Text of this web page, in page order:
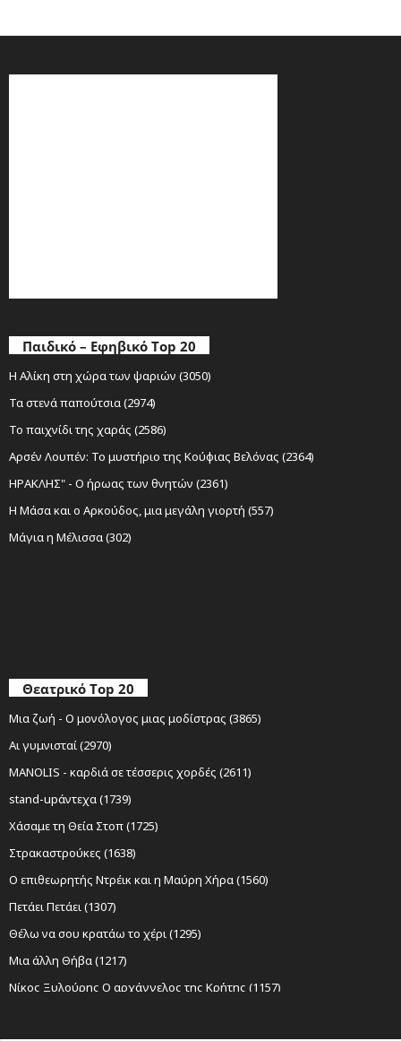
Παιδικό – Εφηβικό Top 20
Η Αλίκη στη χώρα των ψαριών (3050)
Τα στενά παπούτσια (2974)
Το παιχνίδι της χαράς (2586)
Αρσέν Λουπέν: Το μυστήριο της Κούφιας Βελόνας (2364)
ΗΡΑΚΛΗΣ" - Ο ήρωας των θνητών (2361)
Η Μάσα και ο Αρκούδος, μια μεγάλη γιορτή (557)
Μάγια η Μέλισσα (302)
Θεατρικό Top 20
Μια ζωή - Ο μονόλογος μιας μοδίστρας (3865)
Αι γυμνισταί (2970)
MANOLIS - καρδιά σε τέσσερις χορδές (2611)
stand-upάντεχα (1739)
Χάσαμε τη Θεία Στοπ (1725)
Στρακαστρούκες (1638)
Ο επιθεωρητής Ντρέικ και η Μαύρη Χήρα (1560)
Πετάει Πετάει (1307)
Θέλω να σου κρατάω το χέρι (1295)
Μια άλλη Θήβα (1217)
Νίκος Ξυλούρης Ο αρχάγγελος της Κρήτης (1157)